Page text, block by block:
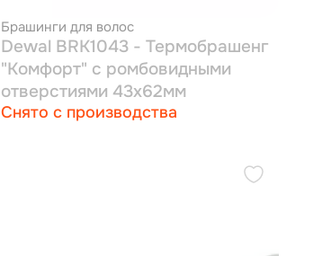
Брашинги для волос
Dewal BRK1043 - Термобрашенг
"Комфорт" с ромбовидными
отверстиями 43x62мм
Снято с производства